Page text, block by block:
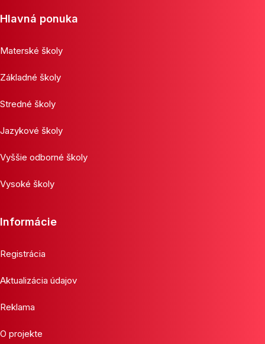
Hlavná ponuka
Materské školy
Základné školy
Stredné školy
Jazykové školy
Vyššie odborné školy
Vysoké školy
Informácie
Registrácia
Aktualizácia údajov
Reklama
O projekte